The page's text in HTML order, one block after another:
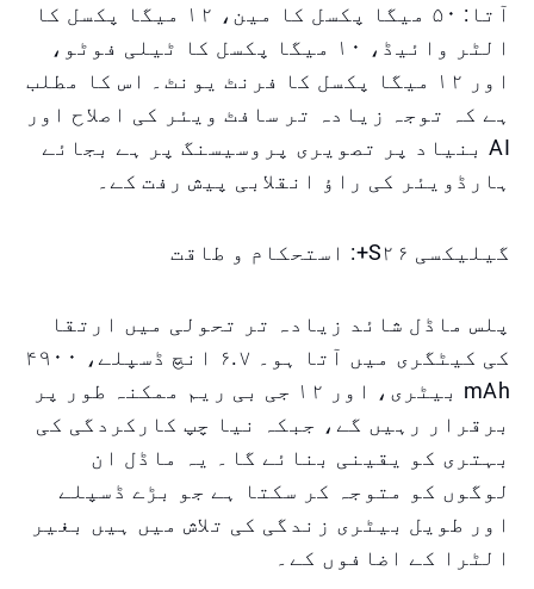
آتا: ۵۰ میگا پکسل کا مین، ۱۲ میگا پکسل کا
الٹر وائیڈ، ۱۰ میگا پکسل کا ٹیلی فوٹو،
اور ۱۲ میگا پکسل کا فرنٹ یونٹ۔ اس کا مطلب
ہے کہ توجہ زیادہ تر سافٹ ویئر کی اصلاح اور
AI بنیاد پر تصویری پروسیسنگ پر ہے بجائے
ہارڈویئر کی راؤ انقلابی پیش رفت کے۔
گیلیکسی S۲۶+: استحکام و طاقت
پلس ماڈل شائد زیادہ تر تحولی میں ارتقا
کی کیٹگری میں آتا ہو۔ ۶.۷ انچ ڈسپلے، ۴۹۰۰
mAh بیٹری، اور ۱۲ جی بی ریم ممکنہ طور پر
برقرار رہیں گے، جبکہ نیا چپ کارکردگی کی
بہتری کو یقینی بنائے گا۔ یہ ماڈل ان
لوگوں کو متوجہ کر سکتا ہے جو بڑے ڈسپلے
اور طویل بیٹری زندگی کی تلاش میں ہیں بغیر
الٹرا کے اضافوں کے۔